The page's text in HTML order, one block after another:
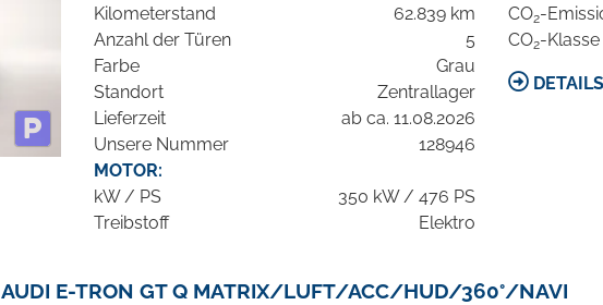
Kilometerstand
62.839 km
Anzahl der Türen
5
Farbe
Grau
Standort
Zentrallager
Lieferzeit
ab ca. 11.08.2026
Unsere Nummer
128946
MOTOR:
kW / PS
350 kW / 476 PS
Treibstoff
Elektro
CO2-
CO2-Klasse
AUDI E-TRON GT Q MATRIX/LUFT/ACC/HUD/360°/NAVI